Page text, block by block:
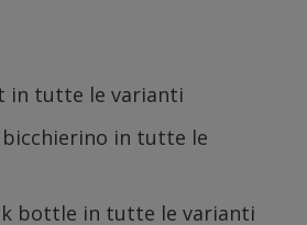
in tutte le varianti
in tutte le
bottle in tutte le varianti